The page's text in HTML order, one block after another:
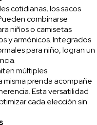
cotidianas, los sacos
combinarse
niños o camisetas
y armónicos. Integrados
para niño, logran un
múltiples
prenda acompañe
Esta versatilidad
cada elección sin